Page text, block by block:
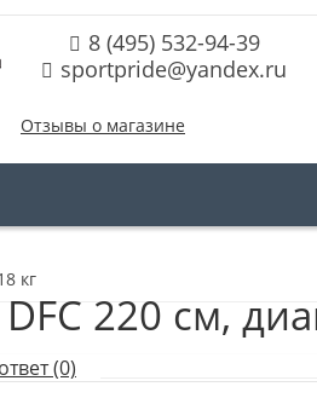
8 (495) 532-94-39
sportpride@yandex.ru
Отзывы о магазине
кг
220 см,
(0)